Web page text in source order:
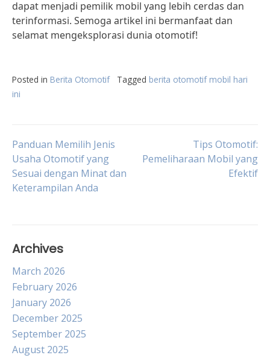
dapat menjadi pemilik mobil yang lebih cerdas dan
terinformasi. Semoga artikel ini bermanfaat dan
selamat mengeksplorasi dunia otomotif!
Posted in Berita Otomotif Tagged berita otomotif mobil hari
ini
Post
navigation
Panduan Memilih Jenis
Usaha Otomotif yang
Sesuai dengan Minat dan
Keterampilan Anda
Tips Otomotif:
Pemeliharaan Mobil yang
Efektif
Archives
March 2026
February 2026
January 2026
December 2025
September 2025
August 2025